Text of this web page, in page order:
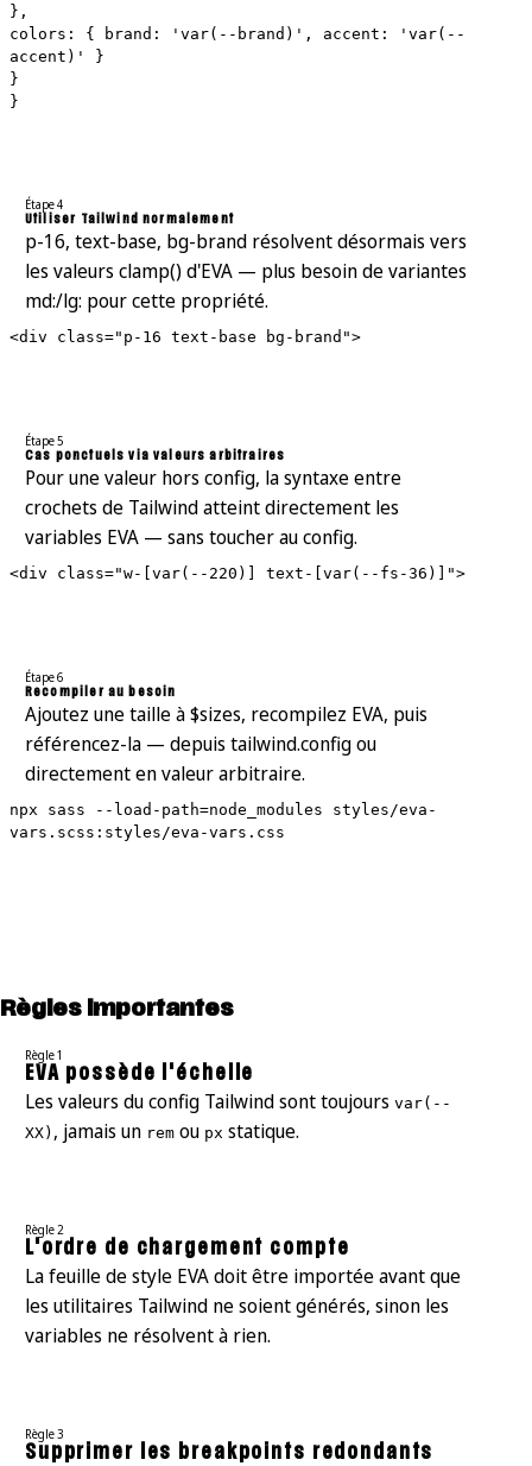
},
colors: { brand: 'var(--brand)', accent: 'var(--
accent)' }
}
}
Étape 4
Utiliser Tailwind normalement
p-16, text-base, bg-brand résolvent désormais vers
les valeurs clamp() d'EVA — plus besoin de variantes
md:/lg: pour cette propriété.
<div class="p-16 text-base bg-brand">
Étape 5
Cas ponctuels via valeurs arbitraires
Pour une valeur hors config, la syntaxe entre
crochets de Tailwind atteint directement les
variables EVA — sans toucher au config.
<div class="w-[var(--220)] text-[var(--fs-36)]">
Étape 6
Recompiler au besoin
Ajoutez une taille à $sizes, recompilez EVA, puis
référencez-la — depuis tailwind.config ou
directement en valeur arbitraire.
npx sass --load-path=node_modules styles/eva-
vars.scss:styles/eva-vars.css
Règles importantes
Règle 1
EVA possède l'échelle
Les valeurs du config Tailwind sont toujours var(--
XX) , jamais un remou px statique.
Règle 2
L'ordre de chargement compte
La feuille de style EVA doit être importée avant que
les utilitaires Tailwind ne soient générés, sinon les
variables ne résolvent à rien.
Règle 3
Supprimer les breakpoints redondants